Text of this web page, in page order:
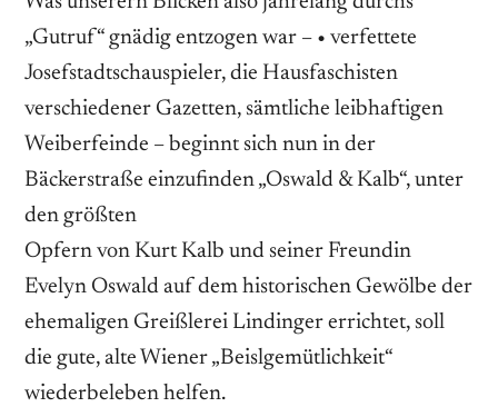
„Gutruf“ gnädig entzogen war – • verfettete
Josefstadtschauspieler, die Hausfaschisten
verschiedener Gazetten, sämtliche leibhaftigen
Weiberfeinde – beginnt sich nun in der
Bäckerstraße einzufinden „Oswald & Kalb“, unter
den größten
Opfern von Kurt Kalb und seiner Freundin
Evelyn Oswald auf dem historischen Gewölbe der
ehemaligen Greißlerei Lindinger errichtet, soll
die gute, alte Wiener „Beislgemütlichkeit“
wiederbeleben helfen.